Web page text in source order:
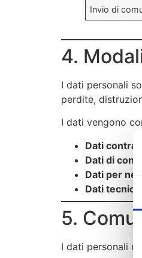
Invio di
4.
I dati personali
perdite,
I dati vengono
Dati
Dati di
Dati per
Dati tecnici
5.
I dati personali